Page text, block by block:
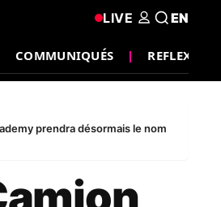
COMMUNIQUÉS REFLEXION
LIVE EN
prendra désormais le nom